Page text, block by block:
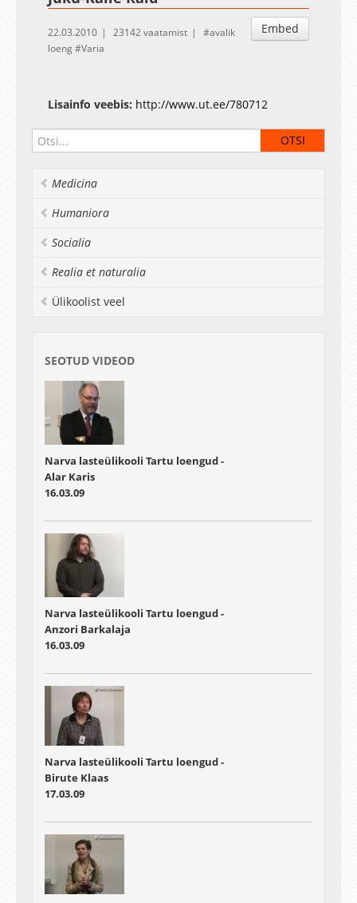
Embed
22.03.2010 23142 vaatamist
avalik
loeng
Varia
Lisainfo veebis: http://www.ut.ee/780712
Medicina
Humaniora
Socialia
Realia et naturalia
Ülikoolist veel
SEOTUD VIDEOD
Narva lasteülikooli Tartu loengud -
Alar Karis
16.03.09
Narva lasteülikooli Tartu loengud -
Anzori Barkalaja
16.03.09
Narva lasteülikooli Tartu loengud -
Birute Klaas
17.03.09